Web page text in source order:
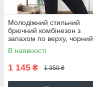
Молодіжний стильний
брючний комбінезон з
запахом по верху, чорний
В наявності
1 145 ₴ 1 350 ₴